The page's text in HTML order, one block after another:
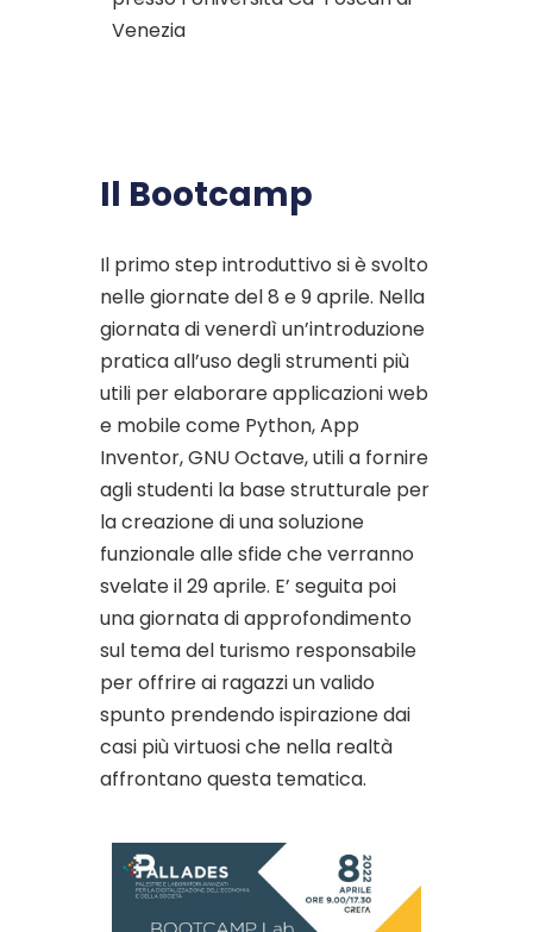
Venezia
Il Bootcamp
Il primo step introduttivo si è svolto
nelle giornate del 8 e 9 aprile. Nella
giornata di venerdì un’introduzione
pratica all’uso degli strumenti più
utili per elaborare applicazioni web
e mobile come Python, App
Inventor, GNU Octave, utili a fornire
agli studenti la base strutturale per
la creazione di una soluzione
funzionale alle sfide che verranno
svelate il 29 aprile. E’ seguita poi
una giornata di approfondimento
sul tema del turismo responsabile
per offrire ai ragazzi un valido
spunto prendendo ispirazione dai
casi più virtuosi che nella realtà
affrontano questa tematica.